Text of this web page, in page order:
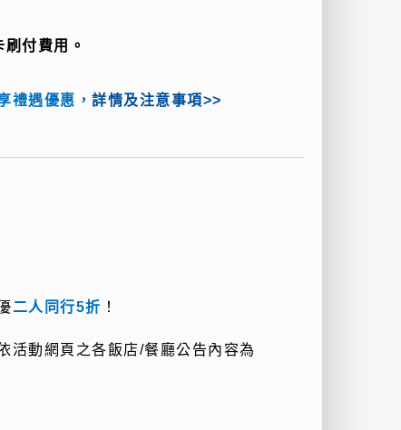
付費用。
禮遇優惠，詳情及注意事項>>
二人同行5折 ！
活動網頁之各飯店/餐廳公告內容為